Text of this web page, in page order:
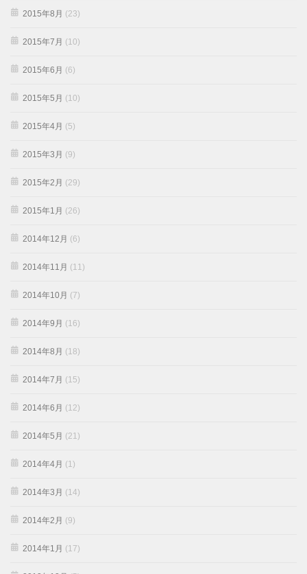
2015年8月 (23)
2015年7月 (10)
2015年6月 (6)
2015年5月 (10)
2015年4月 (5)
2015年3月 (9)
2015年2月 (29)
2015年1月 (26)
2014年12月 (6)
2014年11月 (11)
2014年10月 (7)
2014年9月 (16)
2014年8月 (18)
2014年7月 (15)
2014年6月 (12)
2014年5月 (21)
2014年4月 (1)
2014年3月 (14)
2014年2月 (9)
2014年1月 (17)